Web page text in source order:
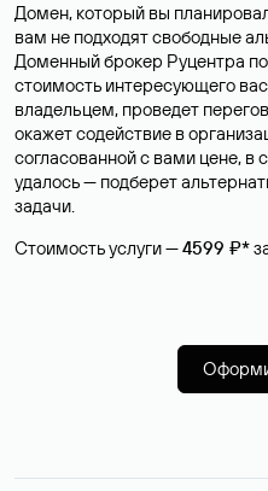
Домен, который вы
вам не подходят свободные
Доменный брокер Руцентра
стоимость интересующего
владельцем, проведет
окажет содействие в
согласованной с вами цене, в
удалось — подберет
задачи.
Стоимость услуги —4599 ₽*